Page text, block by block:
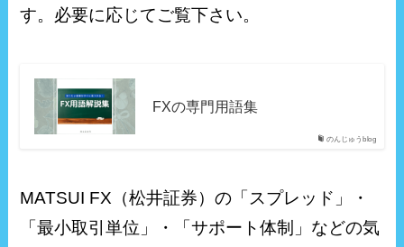
す。必要に応じてご覧下さい。
のんじゅうblog
FXの専門用語集
MATSUI FX（松井証券）の「スプレッド」・
「最小取引単位」・「サポート体制」などの気